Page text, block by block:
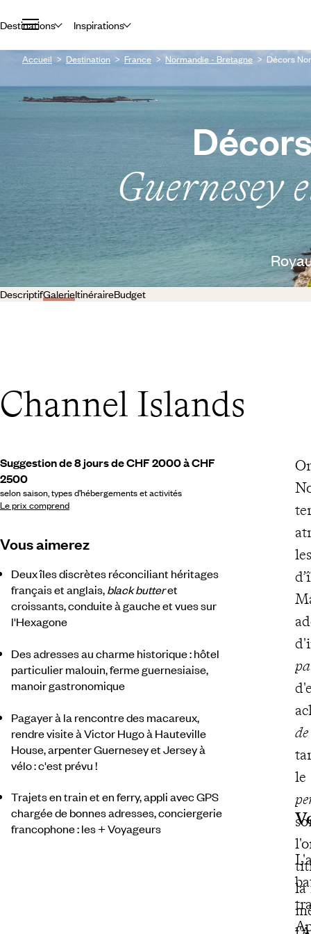
Destinations Inspirations
Accueil Destination France Normandie - Bretagne Décors
Guernesey
DescriptifGalerieItinéraireBudget
Channel Islands
Suggestion de 8 jours de CHF 2000 à CHF
2500
selon saison, types d’hébergements et activités
Le prix comprend
Vous aimerez
Deux îles discrètes réconciliant héritages
français et anglais,black butteret
croissants, conduite à gauche et vues sur
l'Hexagone
Des adresses au charme historique : hôtel
particulier malouin, ferme guernesiaise,
manoir gastronomique
Pagayer à la rencontre des macareux,
rendre visite à Victor Hugo à Hauteville
House, arpenter Guernesey et Jersey à
vélo : c'est prévu !
Trajets en train et en ferry, appli avec GPS
chargée de bonnes adresses, conciergerie
francophone : les + Voyageurs
le
la